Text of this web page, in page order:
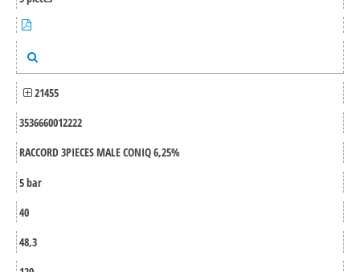
21455
3536660012222
RACCORD 3PIECES MALE CONIQ 6,25%
5 bar
40
48,3